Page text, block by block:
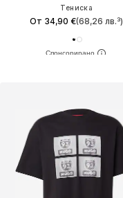
Тениска
От 34,90 €(68,26 лв.³)